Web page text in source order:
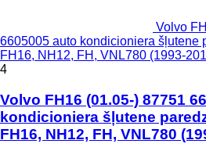
Volvo
6605005 auto kondicioniera šļutene
FH16, NH12, FH, VNL780 (1993-
4
Volvo FH16 (01.05-) 87751
kondicioniera šļutene
FH16, NH12, FH, VNL780